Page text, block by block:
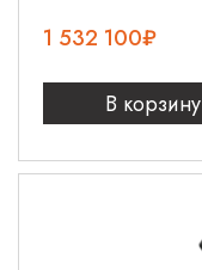
1 532 100₽
В корзину